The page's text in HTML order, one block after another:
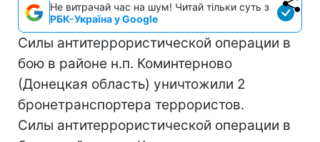
Не витрачай час на шум! Читай тільки суть з
РБК-Україна у Google
Силы антитеррористической операции в
бою в районе н.п. Коминтерново
(Донецкая область) уничтожили 2
бронетранспортера террористов.
Силы антитеррористической операции в